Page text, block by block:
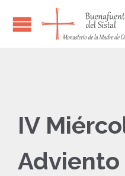
IV
Adviento